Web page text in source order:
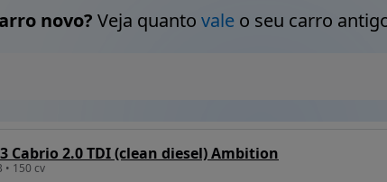
novo? Veja quanto valeo seu carro
Cabrio 2.0 TDI (clean diesel) Ambition
• 150 cv